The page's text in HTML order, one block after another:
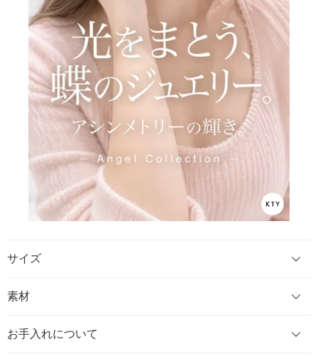
サイズ
素材
お手入れについて